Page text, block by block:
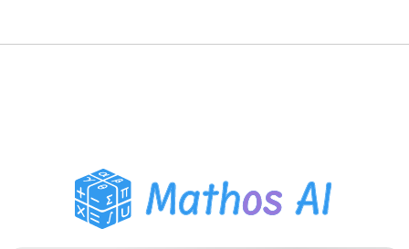
Assistant Devoirs PDF
Outils d'étude